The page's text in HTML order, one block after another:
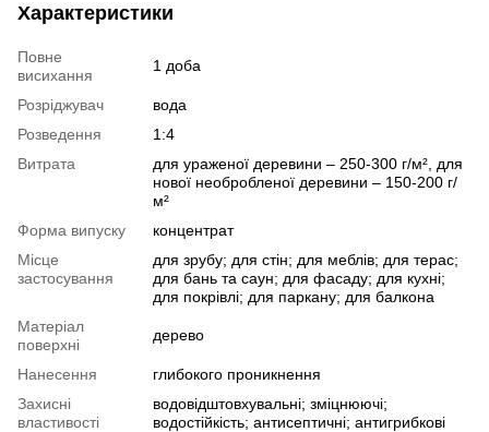
Характеристики
Повне
висихання
1 доба
Розріджувач
вода
Розведення
1:4
Витрата
для ураженої деревини – 250-300 г/м², для
нової необробленої деревини – 150-200 г/
м²
Форма випуску
концентрат
Місце
застосування
для зрубу; для стін; для меблів; для терас;
для бань та саун; для фасаду; для кухні;
для покрівлі; для паркану; для балкона
Матеріал
поверхні
дерево
Нанесення
глибокого проникнення
Захисні
властивості
водовідштовхувальні; зміцнюючі;
водостійкість; антисептичні; антигрибкові